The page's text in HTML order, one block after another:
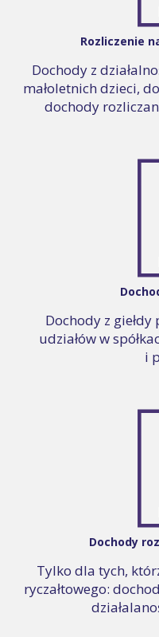
Rozliczenie
Dochody z
małoletnich dzieci,
dochody
Dochody z
udziałów w
i
Dochody
Tylko dla tych,
ryczałtowego: